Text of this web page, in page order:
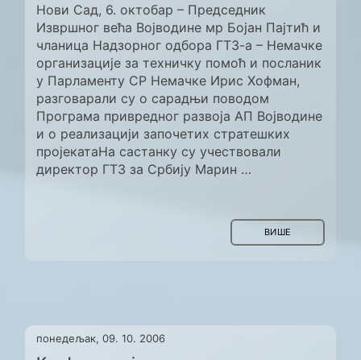
Нови Сад, 6. октобар – Председник
Извршног већа Војводине мр Бојан Пајтић и
чланица Надзорног одбора ГТЗ-а – Немачке
организације за техничку помоћ и посланик
у Парламенту СР Немачке Ирис Хофман,
разговарали су о сарадњи поводом
Програма привредног развоја АП Војводине
и о реализацији започетих стратешких
пројекатаНа састанку су учествовали
директор ГТЗ за Србију Марин …
ВИШЕ
понедељак, 09. 10. 2006